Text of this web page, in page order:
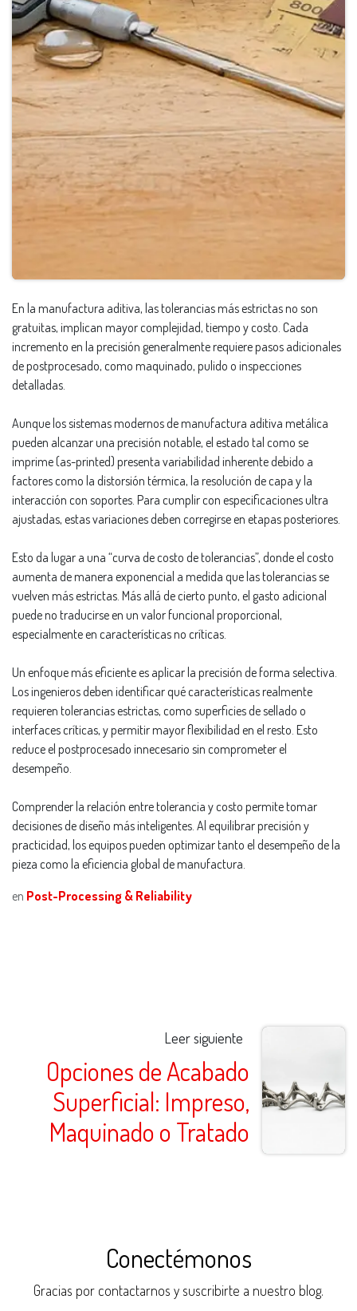
En la manufactura aditiva, las tolerancias más estrictas no son
gratuitas, implican mayor complejidad, tiempo y costo. Cada
incremento en la precisión generalmente requiere pasos adicionales
de postprocesado, como maquinado, pulido o inspecciones
detalladas.
Aunque los sistemas modernos de manufactura aditiva metálica
pueden alcanzar una precisión notable, el estado tal como se
imprime (as-printed) presenta variabilidad inherente debido a
factores como la distorsión térmica, la resolución de capa y la
interacción con soportes. Para cumplir con especificaciones ultra
ajustadas, estas variaciones deben corregirse en etapas posteriores.
Esto da lugar a una “curva de costo de tolerancias”, donde el costo
aumenta de manera exponencial a medida que las tolerancias se
vuelven más estrictas. Más allá de cierto punto, el gasto adicional
puede no traducirse en un valor funcional proporcional,
especialmente en características no críticas.
Un enfoque más eficiente es aplicar la precisión de forma selectiva.
Los ingenieros deben identificar qué características realmente
requieren tolerancias estrictas, como superficies de sellado o
interfaces críticas, y permitir mayor flexibilidad en el resto. Esto
reduce el postprocesado innecesario sin comprometer el
desempeño.
Comprender la relación entre tolerancia y costo permite tomar
decisiones de diseño más inteligentes. Al equilibrar precisión y
practicidad, los equipos pueden optimizar tanto el desempeño de la
pieza como la eficiencia global de manufactura.
en Post-Processing & Reliability
Leer siguiente
Opciones de Acabado
Superficial: Impreso,
Maquinado o Tratado
Conectémonos
Gracias por contactarnos y suscribirte a nuestro blog.